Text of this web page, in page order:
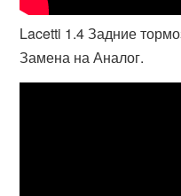
Lacetti 1.4 Задние
Замена на Аналог.